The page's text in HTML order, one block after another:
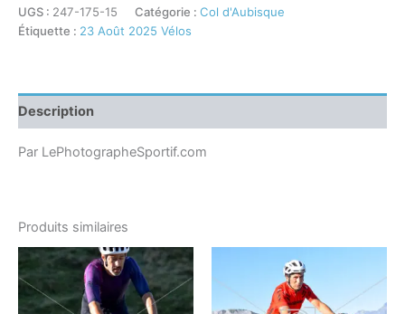
UGS : 247-175-15 Catégorie : Col d'Aubisque
Étiquette : 23 Août 2025 Vélos
Description
Par LePhotographeSportif.com
Produits similaires